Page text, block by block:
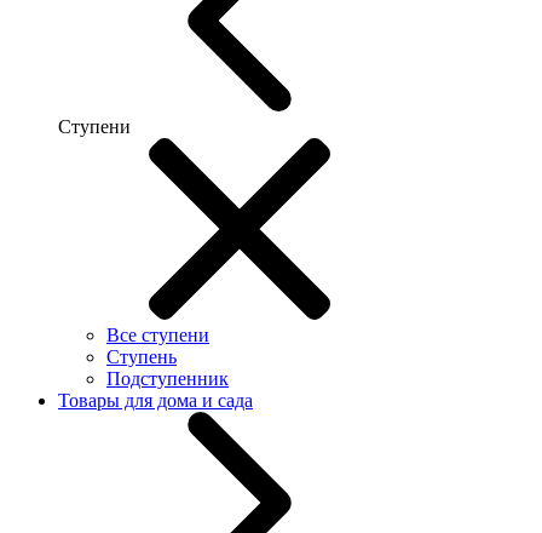
Ступени
Все ступени
Ступень
Подступенник
Товары для дома и сада